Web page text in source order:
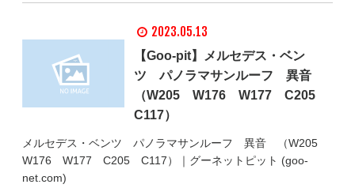
2023.05.13
【Goo-pit】メルセデス・ベン
ツ パノラマサンルーフ 異音
（W205 W176 W177 C205
C117）
メルセデス・ベンツ パノラマサンルーフ 異音 （W205
W176 W177 C205 C117）｜グーネットピット (goo-
net.com)